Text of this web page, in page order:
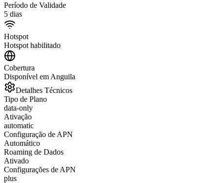
Período de Validade
5 dias
Hotspot
Hotspot habilitado
Cobertura
Disponível em Anguila
Detalhes Técnicos
Tipo de Plano
data-only
Ativação
automatic
Configuração de APN
Automático
Roaming de Dados
Ativado
Configurações de APN
plus